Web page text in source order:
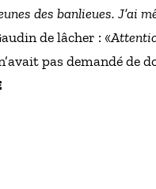
des banlieues. J’ai
de lâcher : «
pas demandé de